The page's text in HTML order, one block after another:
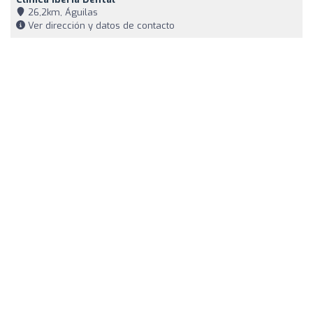
26,2km, Águilas
Ver dirección y datos de contacto